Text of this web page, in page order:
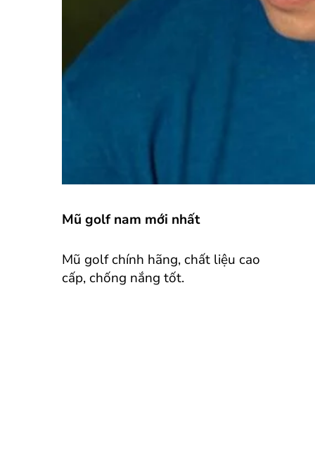
Mũ golf nam mới nhất
Mũ golf chính hãng, chất liệu cao
cấp, chống nắng tốt.